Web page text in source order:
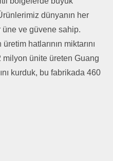
dünyanın her
ve güvene sahip.
hatlarının miktarını
milyon ünite üreten Guang
kurduk, bu fabrikada 460